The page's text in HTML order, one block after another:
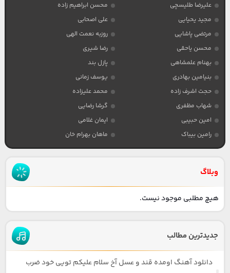
علیرضا طلیسچی
محسن ابراهیم زاده
مجید یحیایی
علی اصحابی
مرتضی پاشایی
روزبه نعمت الهی
محسن یاحقی
رضا شیری
بهنام علمشاهی
پازل بند
بنیامین بهادری
یوسف زمانی
حجت اشرف زاده
محمد علیزاده
شهاب مظفری
گرشا رضایی
امین حبیبی
ایمان غلامی
رامین بیباک
ماهان بهرام خان
وبلاگ
هیچ مطلبی موجود نیست.
جدیدترین مطالب
دانلود آهنگ اومده قند و عسل آخ سلام علیکم تویی خود ضرب